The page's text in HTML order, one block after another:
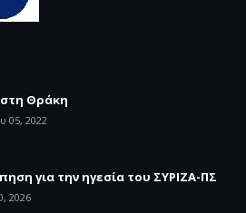
Θράκη
05, 2022
για την ηγεσία του ΣΥΡΙΖΑ-ΠΣ
2026